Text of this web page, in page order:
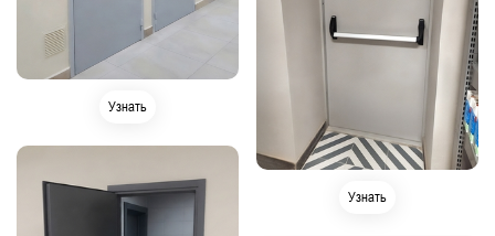
Узнать
Узнать